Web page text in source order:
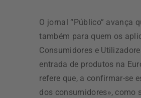
O jornal “Público” avança
também para quem os
Consumidores e
entrada de produtos na
refere que, a confirmar-se
dos consumidores», como